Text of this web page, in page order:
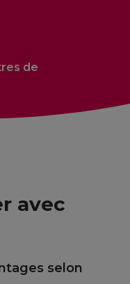
de
avec
selon